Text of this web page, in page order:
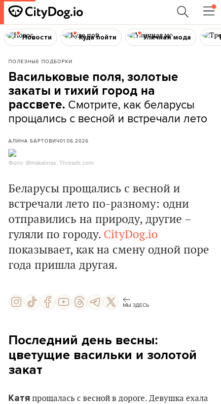
Новости Куда пойти Уличная мода
ПОЛЕЗНЫЕ ПОДБОРКИ
Васильковые поля, золотые
закаты и тихий город на
рассвете. Смотрите, как беларусы
прощались с весной и встречали лето
АЛИНА БАРТОВИЧ01.06.2026
Фото: @makalinas, Threads.com.
Беларусы прощались с весной и
встречали лето по-разному: одни
отправились на природу, другие –
гуляли по городу. CityDog.io
показывает, как на смену одной поре
года пришла другая.
МЫ ЗДЕСЬ
Последний день весны:
цветущие васильки и золотой
закат
Катя прощалась с весной в дороге. Девушка ехала